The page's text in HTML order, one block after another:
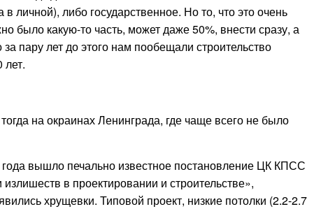
личной), либо государственное. Но то, что это очень
было какую-то часть, может даже 50%, внести сразу, а
пару лет до этого нам пообещали строительство
лет.
на окраинах Ленинграда, где чаще всего не было
вышло печально известное постановление ЦК КПСС
в проектировании и строительстве»,
хрущевки. Типовой проект, низкие потолки (2.2-2.7